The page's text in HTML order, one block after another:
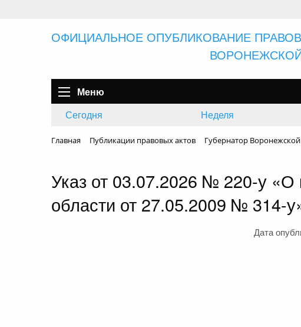
ОФИЦИАЛЬНОЕ ОПУБЛИКОВАНИЕ
Меню
Сегодня
Неделя
Главная Публикации правовых актов Губернатор
Указ от 03.07.2026 № 220-у «О
области от 27.05.2009 № 314-
Дата